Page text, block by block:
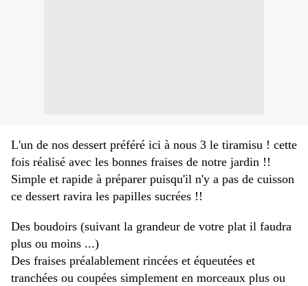
L'un de nos dessert préféré ici à nous 3 le tiramisu ! cette
fois réalisé avec les bonnes fraises de notre jardin !!
Simple et rapide à préparer puisqu'il n'y a pas de cuisson
ce dessert ravira les papilles sucrées !!
Des boudoirs (suivant la grandeur de votre plat il faudra
plus ou moins ...)
Des fraises préalablement rincées et équeutées et
tranchées ou coupées simplement en morceaux plus ou